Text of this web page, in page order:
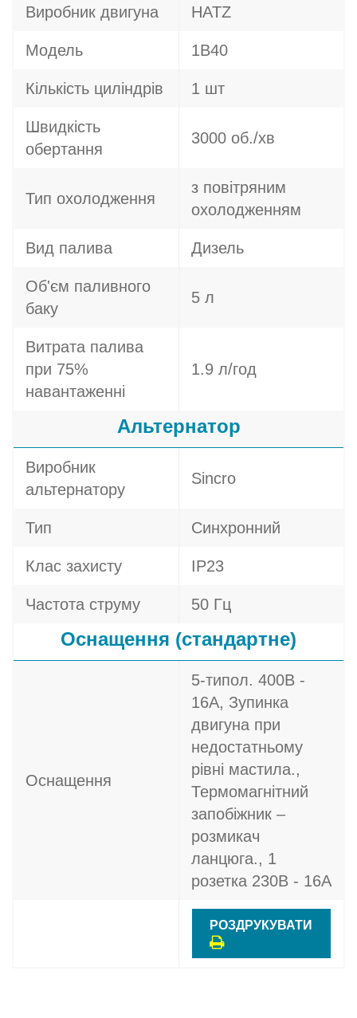
Виробник двигуна HATZ
Модель 1B40
Кількість циліндрів 1 шт
Швидкість
обертання
3000 об./хв
Тип охолодження
з повітряним
охолодженням
Вид палива Дизель
Об'єм паливного
баку
5 л
Витрата палива
при 75%
навантаженні
1.9 л/год
Альтернатор
Виробник
альтернатору
Sincro
Тип Синхронний
Клас захисту IP23
Частота струму 50 Гц
Оснащення (стандартне)
Оснащення
5-типол. 400В -
16A, Зупинка
двигуна при
недостатньому
рівні мастила.,
Термомагнітний
запобіжник –
розмикач
ланцюга., 1
розетка 230В - 16A
РОЗДРУКУВАТИ